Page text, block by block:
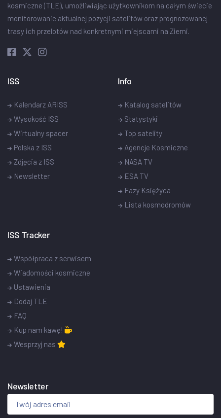
kosmiczne (TLE), umożliwiając użytkownikom na całym świecie
monitorowanie aktualnej pozycji satelitów oraz prognozowanej
trasy ich przelotów nad konkretnymi miejscami na Ziemi.
ISS
Kalendarz ARISS
Wysokość ISS
Wirtualny spacer
Polska z ISS
Zdjęcia z ISS
Newsletter
Info
Katalog satelitów
Statystyki
Top satelity
Agencje Kosmiczne
NASA TV
ESA TV
Fazy Księżyca
Lista kosmodromów
ISS Tracker
Współpraca z serwisem
Wiadomości kosmiczne
Ustawienia
Dodaj TLE
FAQ
Kup nam kawę!
Wesprzyj nas
Newsletter